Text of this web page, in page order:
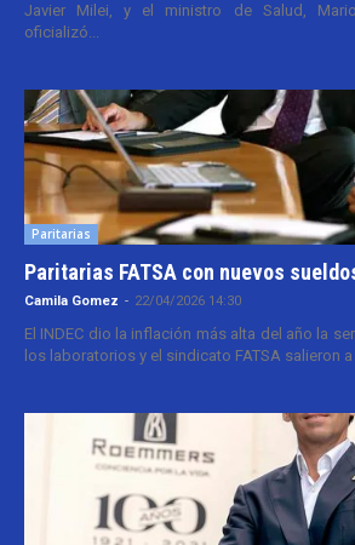
Javier Milei, y el ministro de Salud,
oficializó...
Paritarias
Paritarias FATSA con nuevos
Camila Gomez - 22/04/2026 14:30
El INDEC dio la inflación más alta del año la
los laboratorios y el sindicato FATSA salieron a